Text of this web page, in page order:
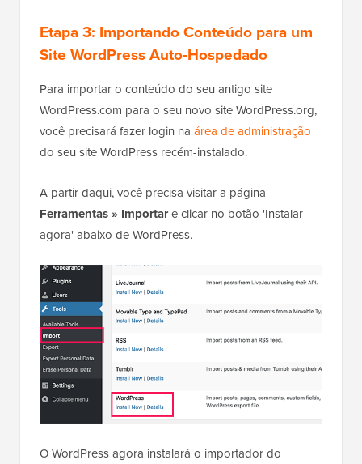
Etapa 3: Importando Conteúdo para um
Site WordPress Auto-Hospedado
Para importar o conteúdo do seu antigo site
WordPress.com para o seu novo site WordPress.org,
você precisará fazer login na área de administração
do seu site WordPress recém-instalado.
A partir daqui, você precisa visitar a página
Ferramentas » Importare clicar no botão 'Instalar
agora' abaixo de WordPress.
O WordPress agora instalará o importador do